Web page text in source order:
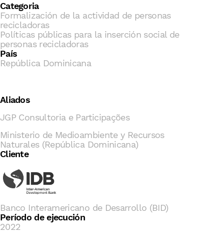
Categoria
Formalización de la actividad de personas
recicladoras
Políticas públicas para la inserción social de
personas recicladoras
País
República Dominicana
Aliados
JGP Consultoria e Participações
Ministerio de Medioambiente y Recursos
Naturales (República Dominicana)
Cliente
Banco Interamericano de Desarrollo (BID)
Período de ejecución
2022